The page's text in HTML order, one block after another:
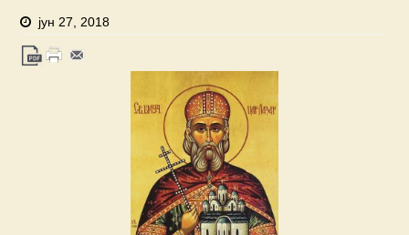
јун 27, 2018